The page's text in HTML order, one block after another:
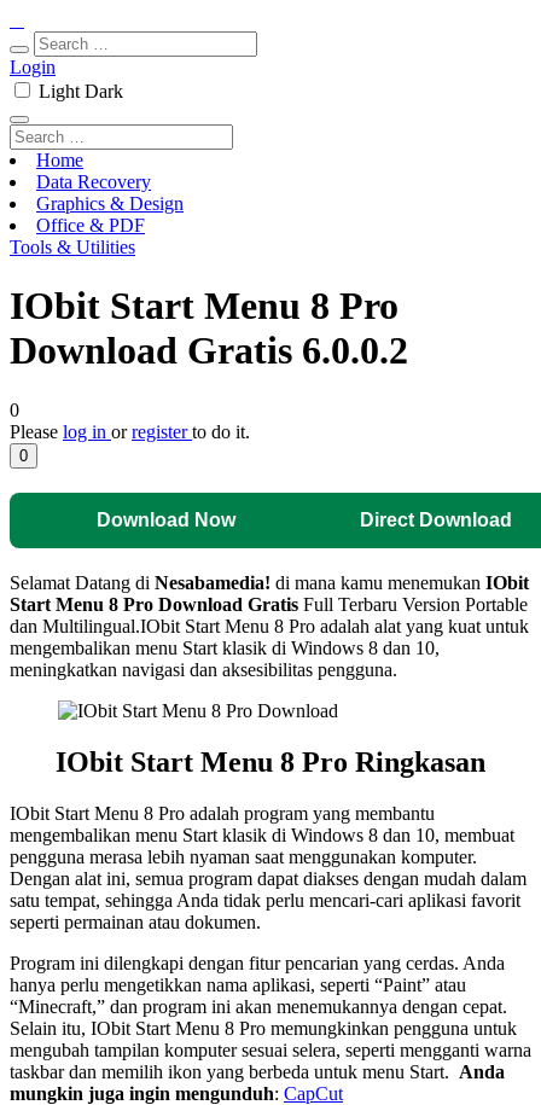
Login
Light Dark
Home
Data Recovery
Graphics & Design
Office & PDF
Tools & Utilities
IObit Start Menu 8 Pro
Download Gratis 6.0.0.2
0
Please log in orregisterto do it.
0
Download Now Direct Download
Selamat Datang di Nesabamedia! di mana kamu menemukan IObit
Start Menu 8 Pro Download Gratis Full Terbaru Version Portable
dan Multilingual.IObit Start Menu 8 Pro adalah alat yang kuat untuk
mengembalikan menu Start klasik di Windows 8 dan 10,
meningkatkan navigasi dan aksesibilitas pengguna.
IObit Start Menu 8 Pro Ringkasan
IObit Start Menu 8 Pro adalah program yang membantu
mengembalikan menu Start klasik di Windows 8 dan 10, membuat
pengguna merasa lebih nyaman saat menggunakan komputer.
Dengan alat ini, semua program dapat diakses dengan mudah dalam
satu tempat, sehingga Anda tidak perlu mencari-cari aplikasi favorit
seperti permainan atau dokumen.
Program ini dilengkapi dengan fitur pencarian yang cerdas. Anda
hanya perlu mengetikkan nama aplikasi, seperti “Paint” atau
“Minecraft,” dan program ini akan menemukannya dengan cepat.
Selain itu, IObit Start Menu 8 Pro memungkinkan pengguna untuk
mengubah tampilan komputer sesuai selera, seperti mengganti warna
taskbar dan memilih ikon yang berbeda untuk menu Start. Anda
mungkin juga ingin mengunduh: CapCut